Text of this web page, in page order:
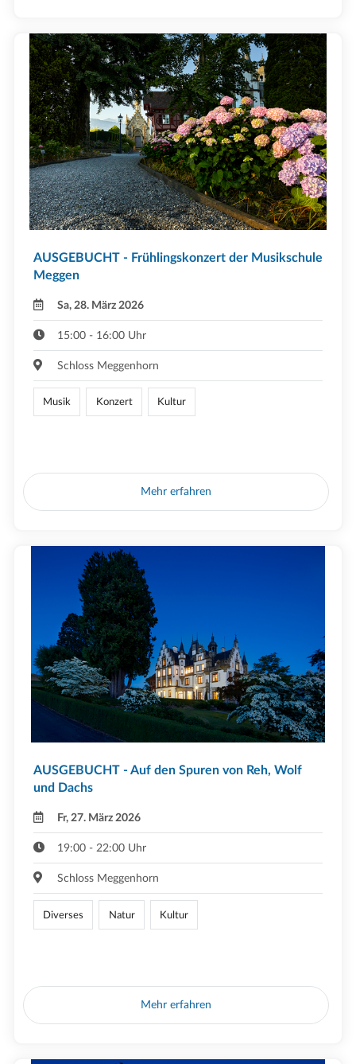
AUSGEBUCHT - Frühlingskonzert der Musikschule
Meggen
Sa, 28. März 2026
15:00 - 16:00 Uhr
Schloss Meggenhorn
Musik Konzert Kultur
Mehr erfahren
AUSGEBUCHT - Auf den Spuren von Reh, Wolf
und Dachs
Fr, 27. März 2026
19:00 - 22:00 Uhr
Schloss Meggenhorn
Diverses Natur Kultur
Mehr erfahren